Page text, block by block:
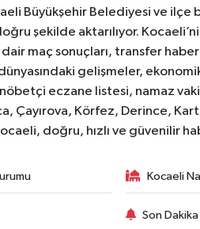
Büyükşehir Belediyesi ve
şekilde aktarılıyor.
maç sonuçları, transfer
gelişmeler,
nöbetçi eczane listesi, namaz
Körfez, Derince,
doğru, hızlı ve güvenilir
Kocaeli
Son